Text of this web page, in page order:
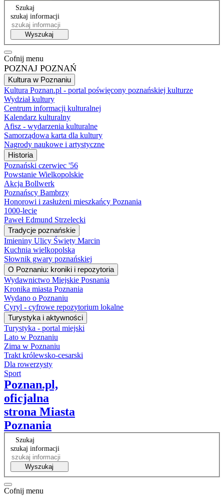
Szukaj
szukaj informacji
Wyszukaj
Cofnij menu
POZNAJ POZNAŃ
Kultura w Poznaniu
Kultura Poznan.pl - portal poświęcony poznańskiej kulturze
Wydział kultury
Centrum informacji kulturalnej
Kalendarz kulturalny
Afisz - wydarzenia kulturalne
Samorządowa karta dla kultury
Nagrody naukowe i artystyczne
Historia
Poznański czerwiec '56
Powstanie Wielkopolskie
Akcja Bollwerk
Poznańscy Bambrzy
Honorowi i zasłużeni mieszkańcy Poznania
1000-lecie
Paweł Edmund Strzelecki
Tradycje poznańskie
Imieniny Ulicy Święty Marcin
Kuchnia wielkopolska
Słownik gwary poznańskiej
O Poznaniu: kroniki i repozytoria
Wydawnictwo Miejskie Posnania
Kronika miasta Poznania
Wydano o Poznaniu
Cyryl - cyfrowe repozytorium lokalne
Turystyka i aktywności
Turystyka - portal miejski
Lato w Poznaniu
Zima w Poznaniu
Trakt królewsko-cesarski
Dla rowerzysty
Sport
Poznan.pl,
oficjalna
strona Miasta
Poznania
Szukaj
szukaj informacji
Wyszukaj
Cofnij menu